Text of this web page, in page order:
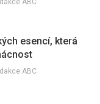
ABC
esencí, která
ABC